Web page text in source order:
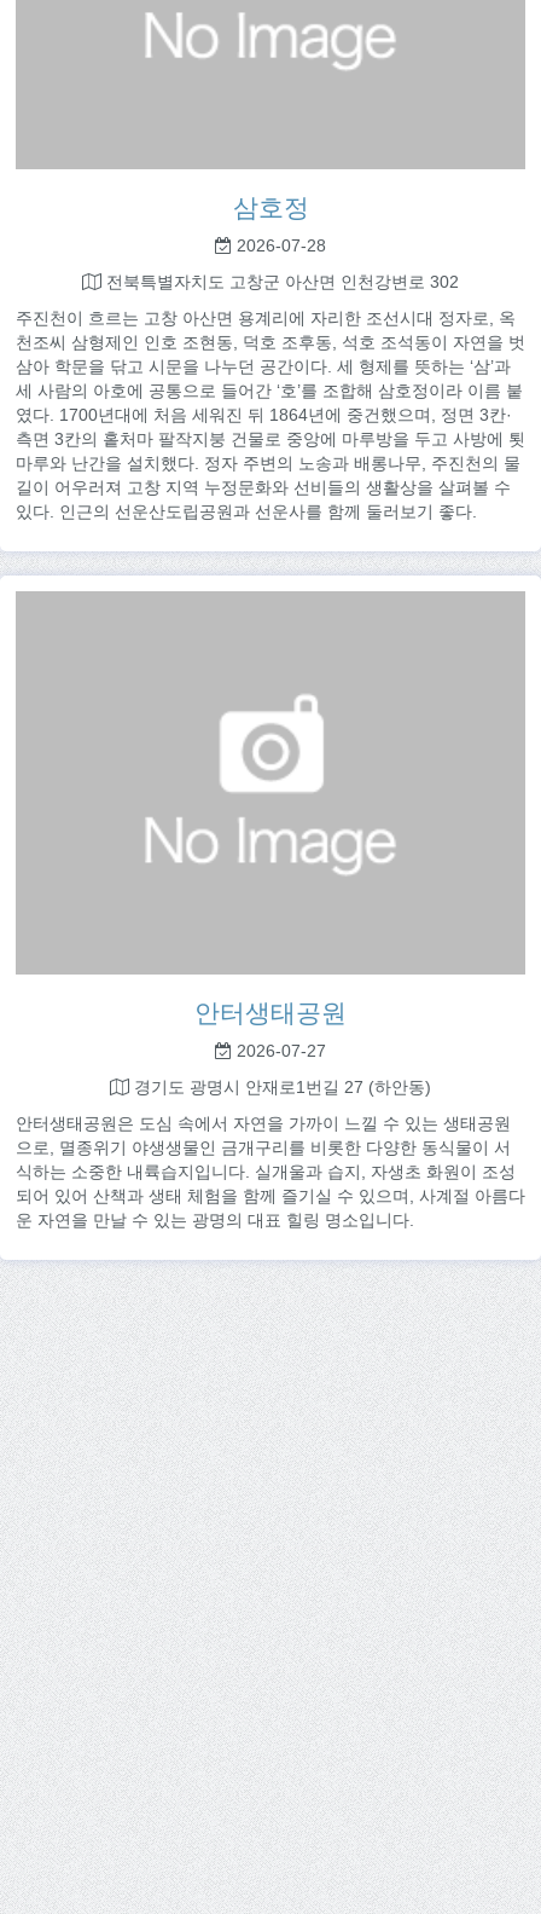
삼호정
2026-07-28
전북특별자치도 고창군 아산면 인천강변로 302
주진천이 흐르는 고창 아산면 용계리에 자리한 조선시대 정자로, 옥
천조씨 삼형제인 인호 조현동, 덕호 조후동, 석호 조석동이 자연을 벗
삼아 학문을 닦고 시문을 나누던 공간이다. 세 형제를 뜻하는 ‘삼’과
세 사람의 아호에 공통으로 들어간 ‘호’를 조합해 삼호정이라 이름 붙
였다. 1700년대에 처음 세워진 뒤 1864년에 중건했으며, 정면 3칸·
측면 3칸의 홑처마 팔작지붕 건물로 중앙에 마루방을 두고 사방에 툇
마루와 난간을 설치했다. 정자 주변의 노송과 배롱나무, 주진천의 물
길이 어우러져 고창 지역 누정문화와 선비들의 생활상을 살펴볼 수
있다. 인근의 선운산도립공원과 선운사를 함께 둘러보기 좋다.
안터생태공원
2026-07-27
경기도 광명시 안재로1번길 27 (하안동)
안터생태공원은 도심 속에서 자연을 가까이 느낄 수 있는 생태공원
으로, 멸종위기 야생생물인 금개구리를 비롯한 다양한 동식물이 서
식하는 소중한 내륙습지입니다. 실개울과 습지, 자생초 화원이 조성
되어 있어 산책과 생태 체험을 함께 즐기실 수 있으며, 사계절 아름다
운 자연을 만날 수 있는 광명의 대표 힐링 명소입니다.